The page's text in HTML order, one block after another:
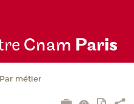
Cnam Paris
Par métier